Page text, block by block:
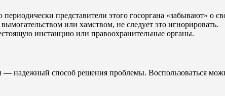
представители этого госоргана «забывают» о
или хамством, не следует это игнорировать.
инстанцию или правоохранительные органы.
надежный способ решения проблемы. Воспользоваться